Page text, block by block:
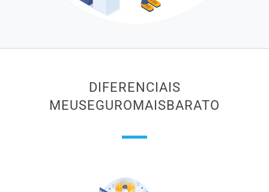
DIFERENCIAIS
MEUSEGUROMAISBARATO